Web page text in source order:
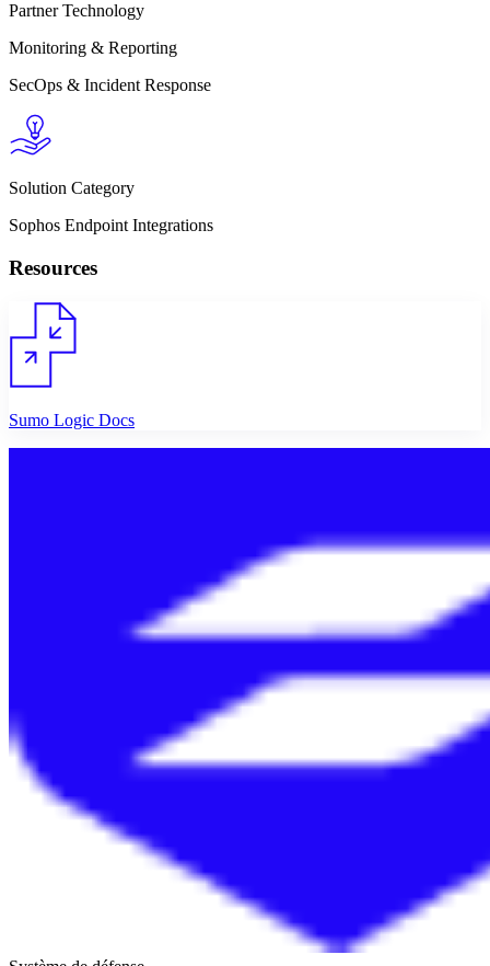
Partner Technology
Monitoring & Reporting
SecOps & Incident Response
Solution Category
Sophos Endpoint Integrations
Resources
Sumo Logic Docs